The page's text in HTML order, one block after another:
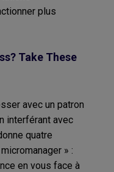
plus
Take These
avec un patron
interférant avec
quatre
» :
en vous face à